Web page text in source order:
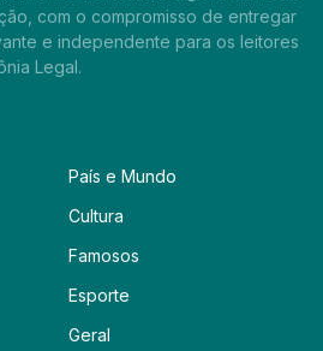
com o compromisso de entregar
e independente para os leitores
Legal.
País e Mundo
Cultura
Famosos
Esporte
Geral